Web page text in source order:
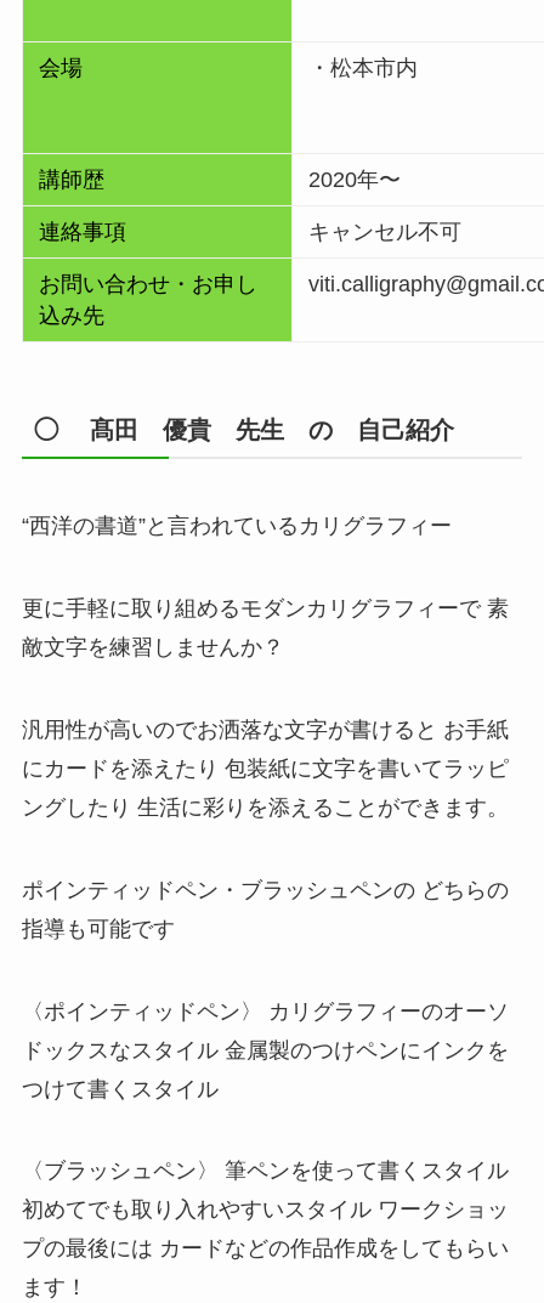
会場 ・松本市内
講師歴 2020年〜
連絡事項 キャンセル不可
お問い合わせ・お申し
込み先
◯ 髙田 優貴 先生 の 自己紹介
“西洋の書道”と言われているカリグラフィー
更に手軽に取り組めるモダンカリグラフィーで 素
敵文字を練習しませんか？
汎用性が高いのでお洒落な文字が書けると お手紙
にカードを添えたり 包装紙に文字を書いてラッピ
ングしたり 生活に彩りを添えることができます。
ポインティッドペン・ブラッシュペンの どちらの
指導も可能です
〈ポインティッドペン〉 カリグラフィーのオーソ
ドックスなスタイル 金属製のつけペンにインクを
つけて書くスタイル
〈ブラッシュペン〉 筆ペンを使って書くスタイル
初めてでも取り入れやすいスタイル ワークショッ
プの最後には カードなどの作品作成をしてもらい
ます！